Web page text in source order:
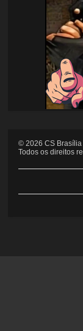
©2026 CS
Todos os direitos